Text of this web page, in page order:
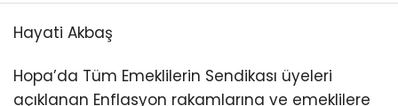
Hayati Akbaş
Hopa’da Tüm Emeklilerin Sendikası üyeleri
açıklanan Enflasyon rakamlarına ve emeklilere